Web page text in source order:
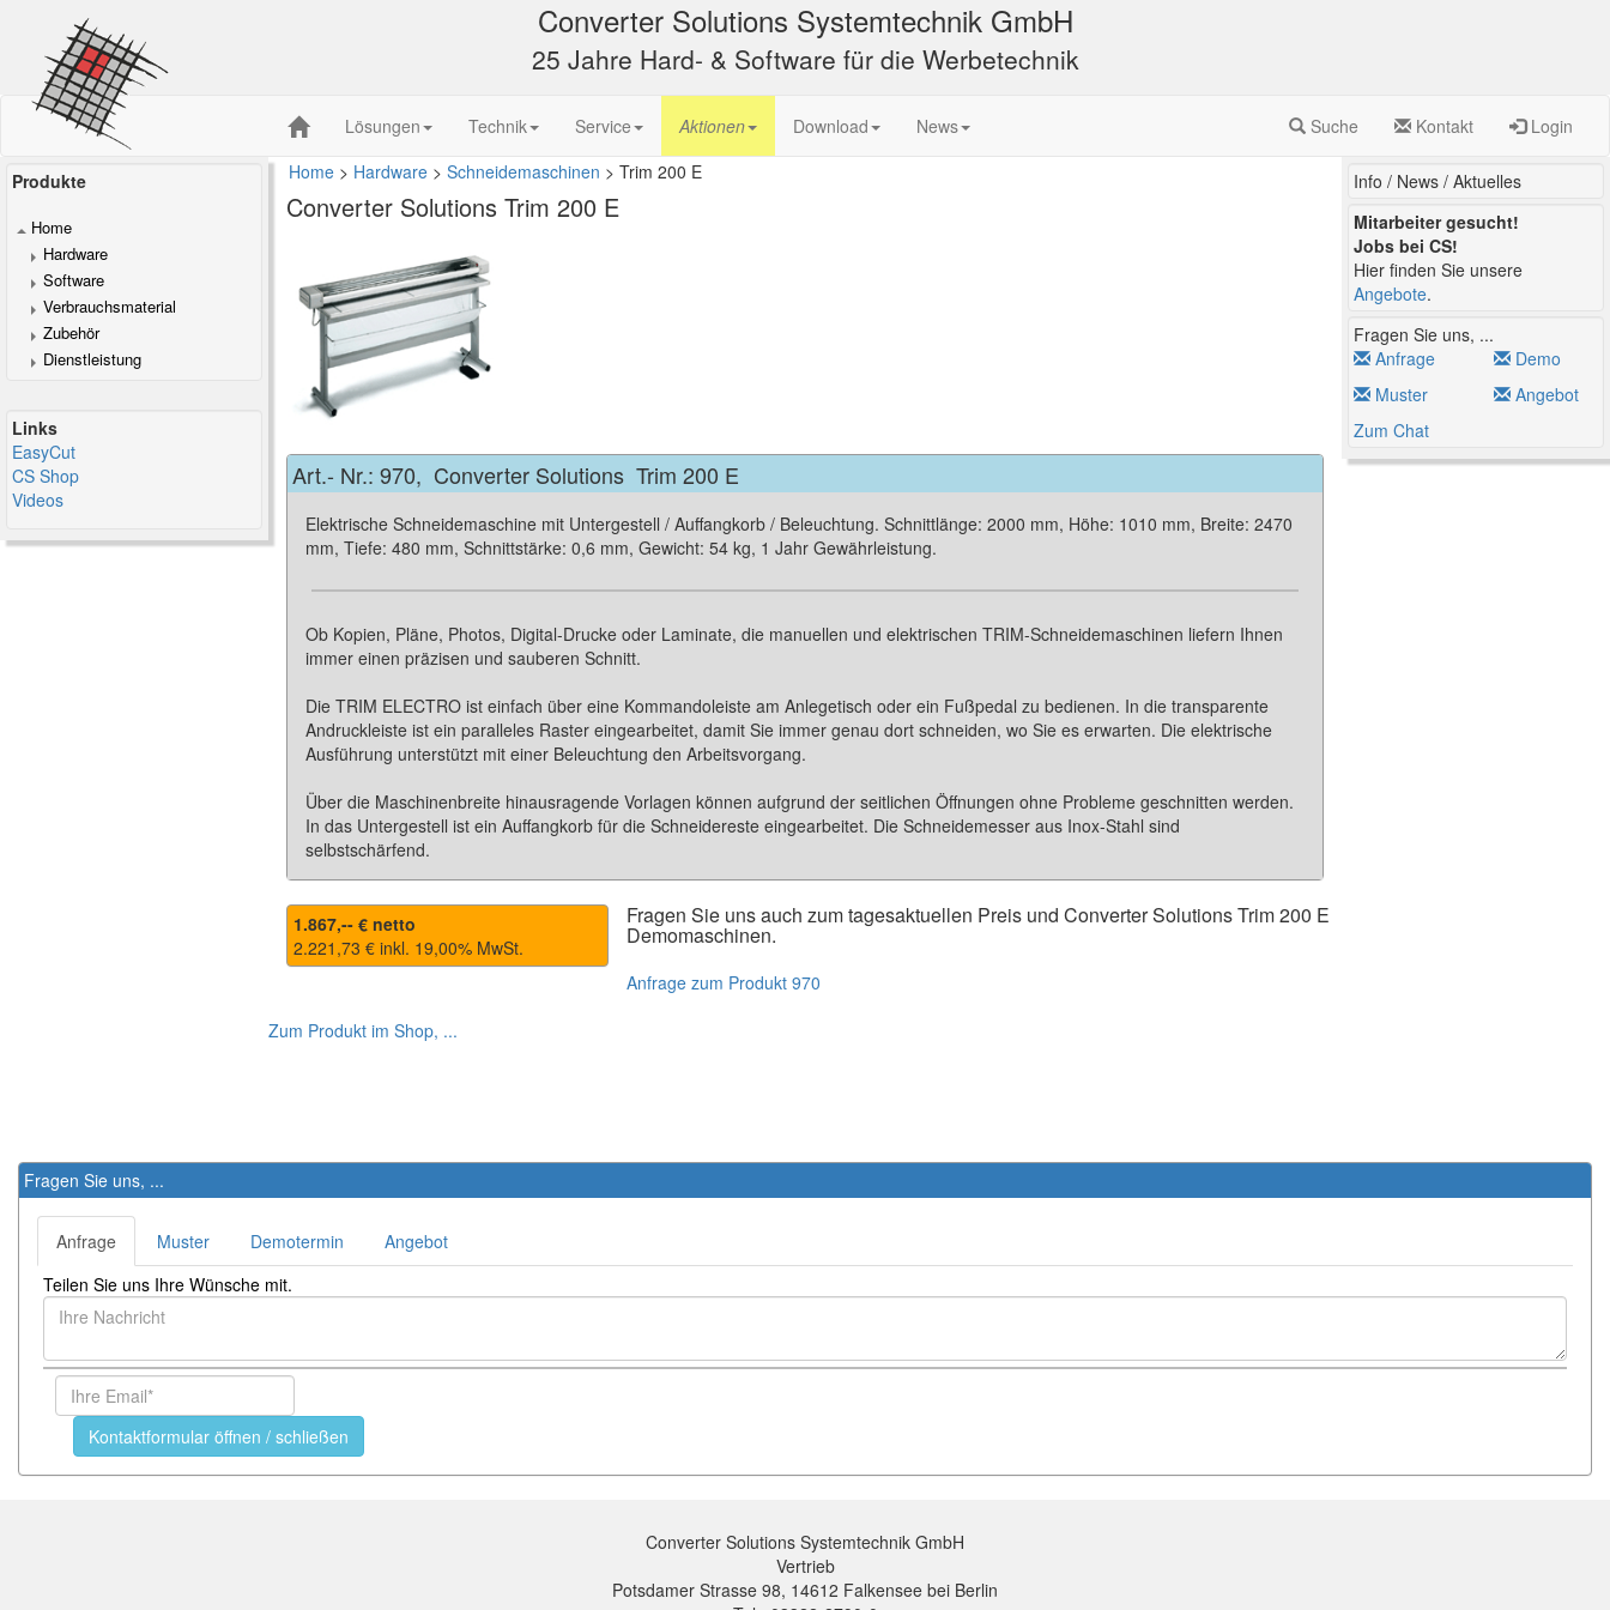
Converter Solutions Systemtechnik GmbH
25 Jahre Hard- & Software für die Werbetechnik
Lösungen Technik Service Aktionen Download News Suche Kontakt Login
Produkte
Home
Hardware
Software
Verbrauchsmaterial
Zubehör
Dienstleistung
Links
EasyCut
CS Shop
Videos
Home > Hardware > Schneidemaschinen > Trim 200 E
Converter Solutions Trim 200 E
Art.- Nr.: 970, Converter Solutions Trim 200 E
Elektrische Schneidemaschine mit Untergestell / Auffangkorb / Beleuchtung. Schnittlänge: 2000 mm, Höhe: 1010 mm, Breite: 2470
mm, Tiefe: 480 mm, Schnittstärke: 0,6 mm, Gewicht: 54 kg, 1 Jahr Gewährleistung.
Ob Kopien, Pläne, Photos, Digital-Drucke oder Laminate, die manuellen und elektrischen TRIM-Schneidemaschinen liefern Ihnen
immer einen präzisen und sauberen Schnitt.
Die TRIM ELECTRO ist einfach über eine Kommandoleiste am Anlegetisch oder ein Fußpedal zu bedienen. In die transparente
Andruckleiste ist ein paralleles Raster eingearbeitet, damit Sie immer genau dort schneiden, wo Sie es erwarten. Die elektrische
Ausführung unterstützt mit einer Beleuchtung den Arbeitsvorgang.
Über die Maschinenbreite hinausragende Vorlagen können aufgrund der seitlichen Öffnungen ohne Probleme geschnitten werden.
In das Untergestell ist ein Auffangkorb für die Schneidereste eingearbeitet. Die Schneidemesser aus Inox-Stahl sind
selbstschärfend.
1.867,-- € netto
2.221,73 € inkl. 19,00% MwSt.
Fragen Sie uns auch zum tagesaktuellen Preis und Converter SolutionsTrim 200 E
Demomaschinen.
Anfrage zum Produkt 970
Zum Produkt im Shop, ...
Info / News / Aktuelles
Mitarbeiter gesucht!
Jobs bei CS!
Hier finden Sie unsere
Angebote.
Fragen Sie uns, ...
Anfrage
Muster
Demo
Angebot
Zum Chat
Fragen Sie uns, ...
Anfrage Muster Demotermin
Angebot
Teilen Sie uns Ihre Wünsche mit.
Kontaktformular öffnen / schließen
Converter Solutions Systemtechnik GmbH
Vertrieb
Potsdamer Strasse 98, 14612 Falkensee bei Berlin